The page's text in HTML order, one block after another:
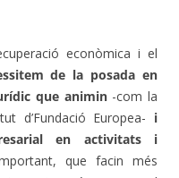
econòmica i el
de la posada en
que animin-com la
d’Fundació Europea- i
en activitats i
que facin més